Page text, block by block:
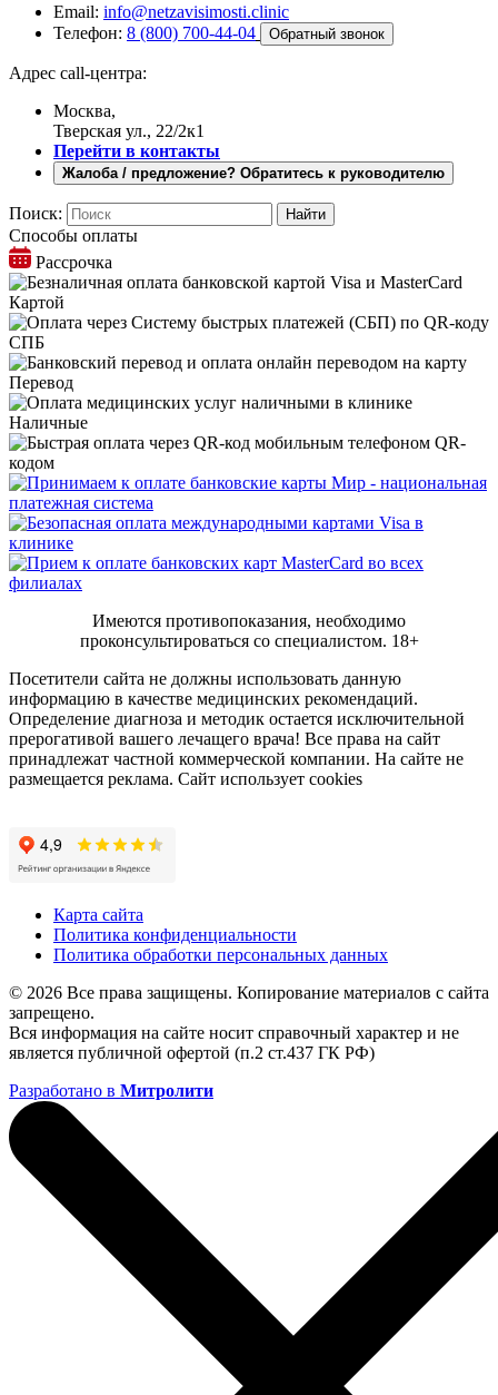
Email: info@netzavisimosti.clinic
Телефон: 8 (800) 700-44-04 Обратный звонок
Адрес call-центра:
Москва,
Тверская ул., 22/2к1
Перейти в контакты
Жалоба / предложение? Обратитесь к руководителю
Поиск:
Способы оплаты
Рассрочка
Картой
СПБ
Перевод
Наличные
QR-
кодом
Имеются противопоказания, необходимо
проконсультироваться со специалистом. 18+
Посетители сайта не должны использовать данную
информацию в качестве медицинских рекомендаций.
Определение диагноза и методик остается исключительной
прерогативой вашего лечащего врача! Все права на сайт
принадлежат частной коммерческой компании. На сайте не
размещается реклама. Сайт использует cookies
Карта сайта
Политика конфиденциальности
Политика обработки персональных данных
© 2026 Все права защищены. Копирование материалов с сайта
запрещено.
Вся информация на сайте носит справочный характер и не
является публичной офертой (п.2 ст.437 ГК РФ)
Разработано в Митролити